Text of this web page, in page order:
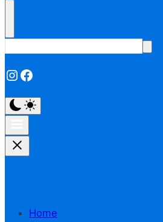
Instagram
Facebook
Home